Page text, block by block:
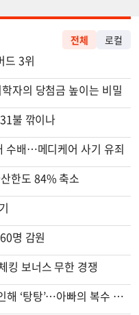
전체 로컬
드 3위
자의 당첨금 높이는 비밀
불 깎이나
수배…메디케어 사기 유죄
한도 84% 축소
명 감원
보너스 무한 경쟁
“내 딸 건드렸지” 성폭행범 유인해 ‘탕탕’…아빠의 복수 결말